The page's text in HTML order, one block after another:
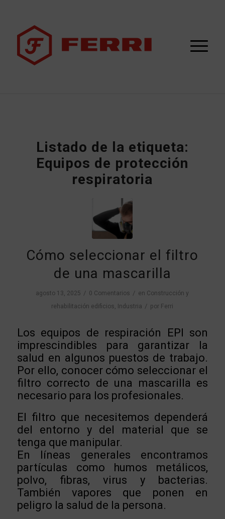
Listado de la etiqueta:
Equipos de protección
respiratoria
Cómo seleccionar el filtro
de una mascarilla
agosto 13, 2025 / 0 Comentarios / en Construcción y
rehabilitación edificios, Industria / por Ferri
Los equipos de respiración EPI son
imprescindibles para garantizar la
salud en algunos puestos de trabajo.
Por ello, conocer cómo seleccionar el
filtro correcto de una mascarilla es
necesario para los profesionales.
El filtro que necesitemos dependerá
del entorno y del material que se
tenga que manipular.
En líneas generales encontramos
partículas como humos metálicos,
polvo, fibras, virus y bacterias.
También vapores que ponen en
peligro la salud de la persona.